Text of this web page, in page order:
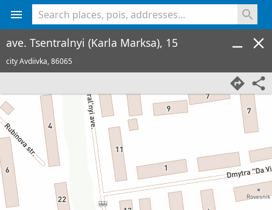
ave. Tsentralnyi (Karla Marksa), 15
city Avdiivka,86065
<% console.log(hcard) %>